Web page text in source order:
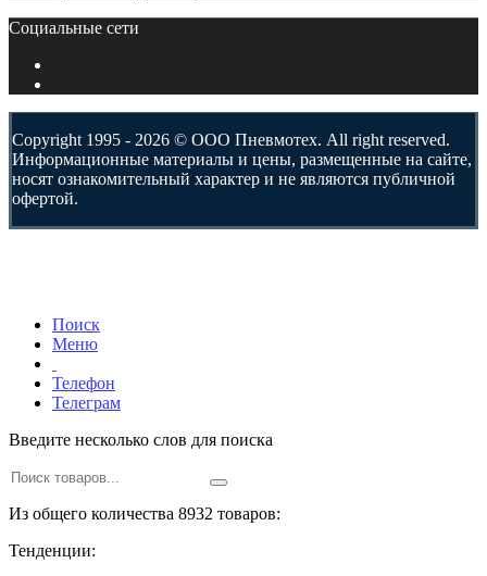
Социальные сети
Copyright 1995 - 2026 © ООО Пневмотех. All right reserved.
Информационные материалы и цены, размещенные на сайте,
носят ознакомительный характер и не являются публичной
офертой.
Поиск
Меню
Телефон
Телеграм
Введите несколько слов для поиска
Из общего количества 8932 товаров:
Тенденции: